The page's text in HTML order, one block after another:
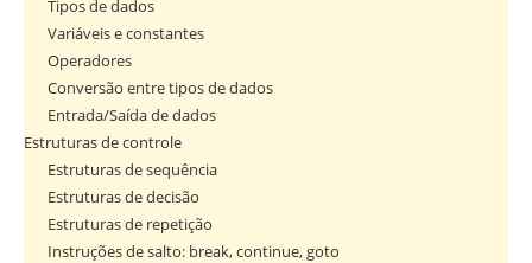
Tipos de dados
Variáveis e constantes
Operadores
Conversão entre tipos de dados
Entrada/Saída de dados
Estruturas de controle
Estruturas de sequência
Estruturas de decisão
Estruturas de repetição
Instruções de salto: break, continue, goto